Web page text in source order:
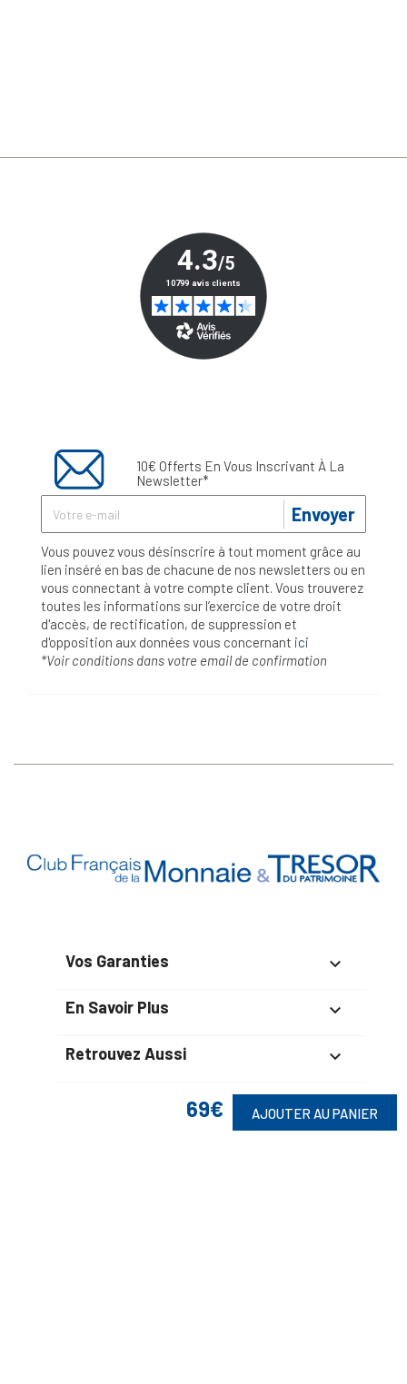
69€ AJOUTER AU PANIER
10€ Offerts En Vous Inscrivant À La
Newsletter*
Envoyer
Vous pouvez vous désinscrire à tout moment grâce au
lien inséré en bas de chacune de nos newsletters ou en
vous connectant à votre compte client. Vous trouverez
toutes les informations sur l’exercice de votre droit
d'accès, de rectification, de suppression et
d'opposition aux données vous concernant ici
*Voir conditions dans votre email de confirmation
Vos Garanties 
En Savoir Plus 
Retrouvez Aussi 